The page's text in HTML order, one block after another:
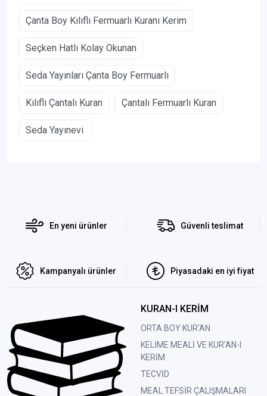
Çanta Boy Kılıflı Fermuarlı Kuranı Kerim
Seçken Hatlı Kolay Okunan
Seda Yayınları Çanta Boy Fermuarlı
Kılıflı Çantalı Kuran Çantalı Fermuarlı Kuran
Seda Yayınevi
En yeni ürünler Güvenli teslimat
Kampanyalı ürünler Piyasadaki en iyi fiyat
KURAN-I KERİM
ORTA BOY KUR'AN
KELİME MEALİ VE KUR'AN-I
KERİM
TECVİD
MEAL TEFSİR ÇALIŞMALARI